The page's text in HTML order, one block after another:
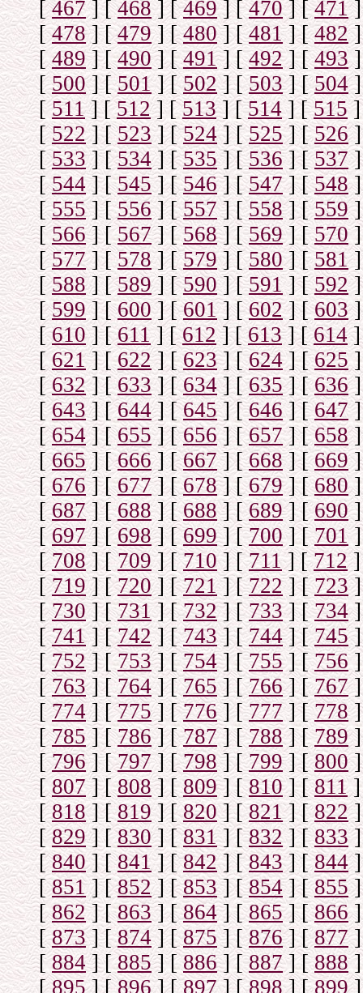
[467] [468] [469] [470] [471]
[478] [479] [480] [481] [482]
[489] [490] [491] [492] [493]
[500] [501] [502] [503] [504]
[511] [512] [513] [514] [515]
[522] [523] [524] [525] [526]
[533] [534] [535] [536] [537]
[544] [545] [546] [547] [548]
[555] [556] [557] [558] [559]
[566] [567] [568] [569] [570]
[577] [578] [579] [580] [581]
[588] [589] [590] [591] [592]
[599] [600] [601] [602] [603]
[610] [611] [612] [613] [614]
[ 621] [622] [623] [624] [625]
[632] [633] [634] [635] [636]
[643] [644] [645] [646] [ 647]
[654] [655] [656] [657] [658]
[665] [666] [667] [668] [669]
[676] [677] [678] [679] [680]
[687] [688] [688] [689] [690]
[697] [698] [699] [700] [ 701]
[708] [709] [710] [711] [712]
[719] [720] [721] [722] [723]
[730] [731] [732] [733] [734]
[741] [742] [743] [744] [745]
[752] [753] [754] [755] [756]
[763] [764] [ 765] [766] [767]
[774] [775] [776] [777] [778]
[785] [786] [787] [788] [789]
[796] [797] [798] [799] [800]
[807] [808] [809] [810] [811]
[818] [819] [820] [821] [822]
[829] [830] [831] [832] [833]
[840] [841] [842] [843] [844]
[851] [852] [853] [854] [855]
[862] [863] [864] [865] [866]
[873] [874] [875] [876] [877]
[884] [885] [886] [887] [888]
[895] [896] [897] [898] [899]